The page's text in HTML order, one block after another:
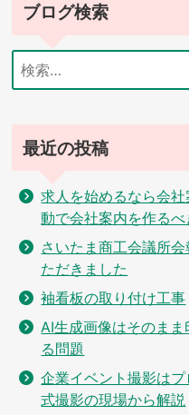
ブログ検索
検
索:
最近の投稿
求人を始めるなら会
動で会社案内を作る
さいたま商工会議所
ただきました
袖看板の取り付け工事
AI生成画像はそのま
る問題
企業イベント撮影は
式撮影の現場から解説